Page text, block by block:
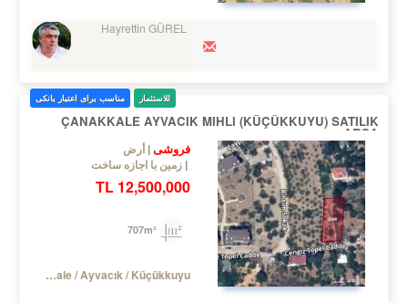
Hayrettin GÜREL
للاستثمار مناسب برای اعتبار بانکی
ÇANAKKALE AYVACIK MIHLI (KÜÇÜKKUYU) SATILIK
ARSA
فروشی أرض
زمین با اجازه ساخت
12,500,000 TL
Turkey Çanakkale / Ayvacık / Küçükkuyu